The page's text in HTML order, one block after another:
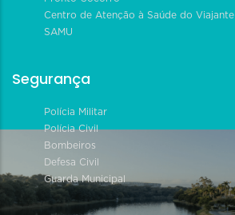
Centro de Atenção à Saúde do Viajante
SAMU
Segurança
Polícia Militar
Polícia Civil
Bombeiros
Defesa Civil
Guarda Municipal